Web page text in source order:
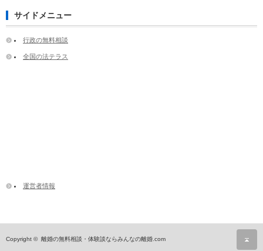
サイドメニュー
行政の無料相談
全国の法テラス
運営者情報
Copyright © 離婚の無料相談・体験談ならみんなの離婚.com